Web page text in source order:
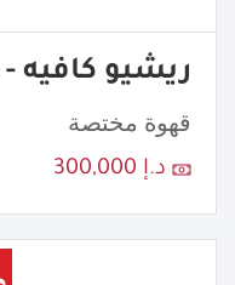
ريشيو كافيه - Ratio Cafe
قهوة مختصة
د.إ 300,000